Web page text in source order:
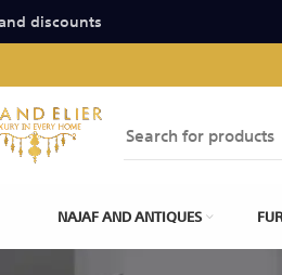
NAJAF AND ANTIQUES
discounts